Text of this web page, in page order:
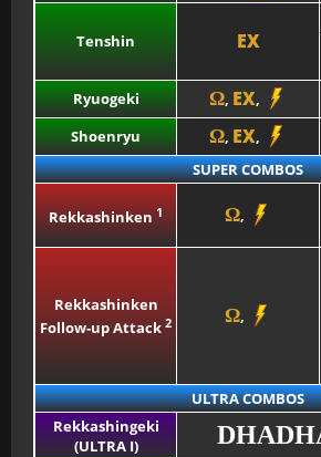
Tenshin EX
Ryuogeki
Ω, EX,
Shoenryu
Ω, EX,
SUPER COMBOS
Rekkashinken 1 Ω,
Rekkashinken
Follow-up Attack 2 Ω,
ULTRA COMBOS
Rekkashingeki
(ULTRA I)